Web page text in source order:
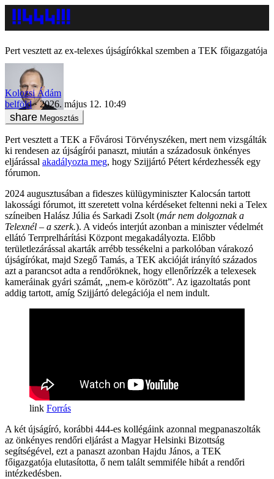
Pert vesztett az ex-telexes újságírókkal szemben a TEK főigazgatója
Kolozsi Ádám
belföld
2026. május 12. 10:49
Megosztás
Pert vesztett a TEK a Fővárosi Törvényszéken, mert nem vizsgálták
ki rendesen az újságírói panaszt, miután a századosuk önkényes
eljárással akadályozta meg, hogy Szijjártó Pétert kérdezhessék egy
fórumon.
2024 augusztusában a fideszes külügyminiszter Kalocsán tartott
lakossági fórumot, itt szeretett volna kérdéseket feltenni neki a Telex
színeiben Halász Júlia és Sarkadi Zsolt (már nem dolgoznak a
Telexnél – a szerk.). A videós interjút azonban a miniszter védelmét
ellátó Terrprelhárítási Központ megakadályozta. Előbb
területlezárással akarták arrébb tessékelni a parkolóban várakozó
újságírókat, majd Szegő Tamás, a TEK akcióját irányító százados
azt a parancsot adta a rendőröknek, hogy ellenőrízzék a telexesek
kameráinak gyári számát, „nem-e körözött”. Az igazoltatás pont
addig tartott, amíg Szijjártó delegációja el nem indult.
Forrás
A két újságíró, korábbi 444-es kollégáink azonnal megpanaszolták
az önkényes rendőri eljárást a Magyar Helsinki Bizottság
segítségével, ezt a panaszt azonban Hajdu János, a TEK
főigazgatója elutasította, ő nem talált semmiféle hibát a rendőri
intézkedésben.